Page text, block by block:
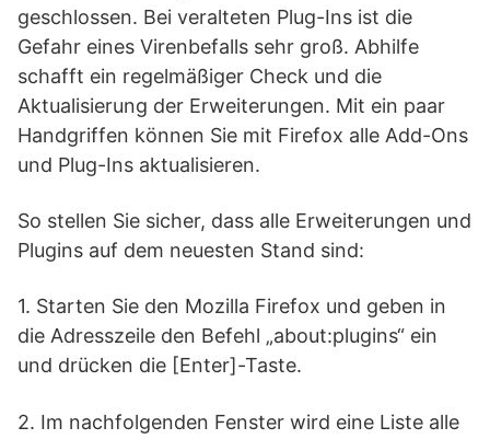
geschlossen. Bei veralteten Plug-Ins ist die
Gefahr eines Virenbefalls sehr groß. Abhilfe
schafft ein regelmäßiger Check und die
Aktualisierung der Erweiterungen. Mit ein paar
Handgriffen können Sie mit Firefox alle Add-Ons
und Plug-Ins aktualisieren.
So stellen Sie sicher, dass alle Erweiterungen und
Plugins auf dem neuesten Stand sind:
1. Starten Sie den Mozilla Firefox und geben in
die Adresszeile den Befehl „about:plugins“ ein
und drücken die [Enter]-Taste.
2. Im nachfolgenden Fenster wird eine Liste alle